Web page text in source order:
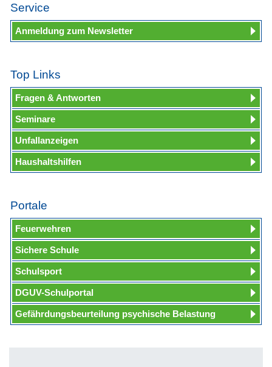
Service
Anmeldung zum Newsletter
Top Links
Fragen & Antworten
Seminare
Unfallanzeigen
Haushaltshilfen
Portale
Feuerwehren
Sichere Schule
Schulsport
DGUV-Schulportal
Gefährdungsbeurteilung psychische Belastung